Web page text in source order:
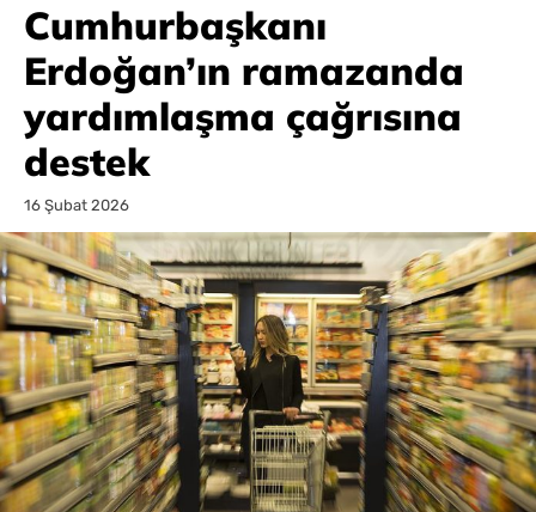
Cumhurbaşkanı
Erdoğan’ın ramazanda
yardımlaşma çağrısına
destek
16 Şubat 2026